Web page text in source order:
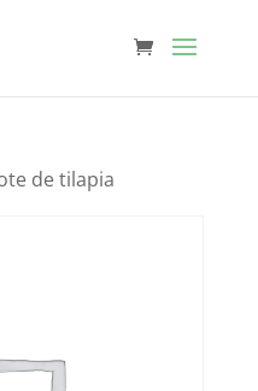
de tilapia